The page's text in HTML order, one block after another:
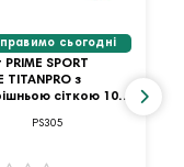
сьогодні
PRIME SPORT
TITANPRO з
сіткою 10
PS305